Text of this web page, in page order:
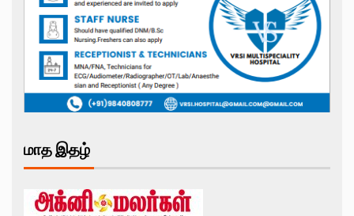
மாத இதழ்